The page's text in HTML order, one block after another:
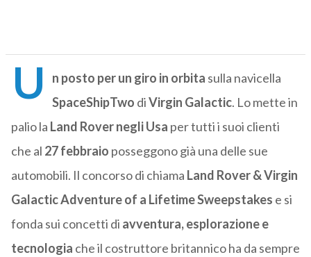
U n posto per un giro in orbita sulla navicella
SpaceShipTwo diVirgin Galactic. Lo mette in
palio la Land Rover negli Usa per tutti i suoi clienti
che al 27 febbraio posseggono già una delle sue
automobili. Il concorso di chiama Land Rover & Virgin
Galactic Adventure of a Lifetime Sweepstakes e si
fonda sui concetti di avventura, esplorazione e
tecnologia che il costruttore britannico ha da sempre